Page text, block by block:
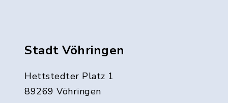
Stadt Vöhringen
Hettstedter Platz 1
89269 Vöhringen